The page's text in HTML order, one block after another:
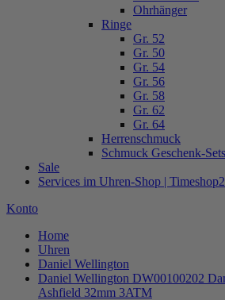
Ohrhänger
Ringe
Gr. 52
Gr. 50
Gr. 54
Gr. 56
Gr. 58
Gr. 62
Gr. 64
Herrenschmuck
Schmuck Geschenk-Sets
Sale
Services im Uhren-Shop |
Konto
Home
Uhren
Daniel Wellington
Daniel Wellington DW00100202
Ashfield 32mm 3ATM